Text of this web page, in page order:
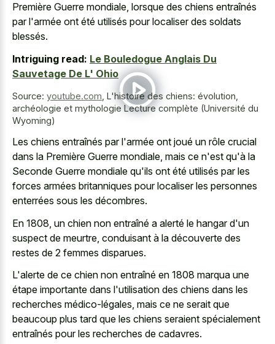
Première Guerre mondiale, lorsque des chiens entraînés
par l'armée ont été utilisés pour localiser des soldats
blessés.
Intriguing read: Le Bouledogue Anglais Du
Sauvetage De L' Ohio
Source: youtube.com L'histoire des chiens: évolution,
archéologie et mythologie Lecture complète (Université du
Wyoming)
Les chiens entraînés par l'armée ont joué un rôle crucial
dans la Première Guerre mondiale, mais ce n'est qu'à la
Seconde Guerre mondiale qu'ils ont été utilisés par les
forces armées britanniques pour localiser les personnes
enterrées sous les décombres.
En 1808, un chien non entraîné a alerté le hangar d'un
suspect de meurtre, conduisant à la découverte des
restes de 2 femmes disparues.
L'alerte de ce chien non entraîné en 1808 marqua une
étape importante dans l'utilisation des chiens dans les
recherches médico-légales, mais ce ne serait que
beaucoup plus tard que les chiens seraient spécialement
entraînés pour les recherches de cadavres.